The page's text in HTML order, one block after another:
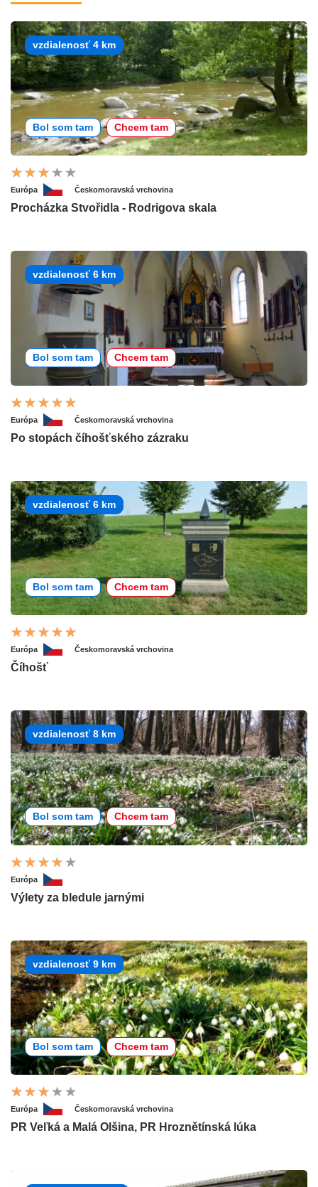
vzdialenosť 4 km
Bol som tam Chcem tam
Európa Českomoravská vrchovina
Procházka Stvořidla - Rodrigova skala
vzdialenosť 6 km
Bol som tam Chcem tam
Európa Českomoravská vrchovina
Po stopách číhošťského zázraku
vzdialenosť 6 km
Bol som tam Chcem tam
Európa Českomoravská vrchovina
Číhošť
vzdialenosť 8 km
Bol som tam Chcem tam
Európa
Výlety za bledule jarnými
vzdialenosť 9 km
Bol som tam Chcem tam
Európa Českomoravská vrchovina
PR Veľká a Malá Olšina, PR Hroznětínská lúka